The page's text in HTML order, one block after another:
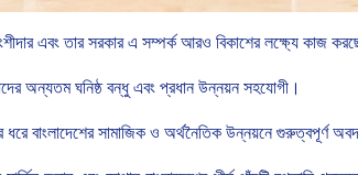
এবং তার সরকার এ সম্পর্ক আরও বিকাশের লক্ষ্যে কাজ
অন্যতম ঘনিষ্ঠ বন্ধু এবং প্রধান উন্নয়ন সহযোগী।
ধরে বাংলাদেশের সামাজিক ও অর্থনৈতিক উন্নয়নে গুরুত্বপূর্ণ